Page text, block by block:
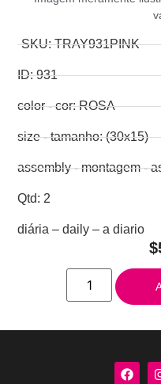
SKU: TRAY931PINK
ID: 931
color - cor: ROSA
size - tamanho: (30x15)
assembly - montagem -
Qtd: 2
diária – daily – a diario
$